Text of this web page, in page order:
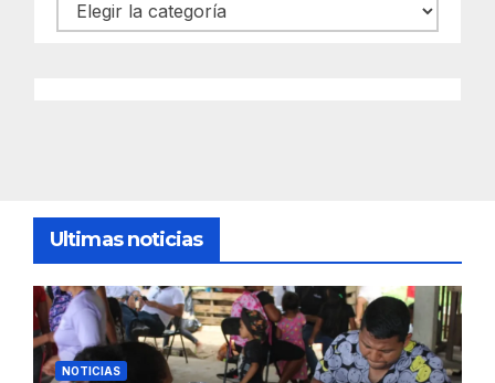
Categorías
Ultimas noticias
NOTICIAS